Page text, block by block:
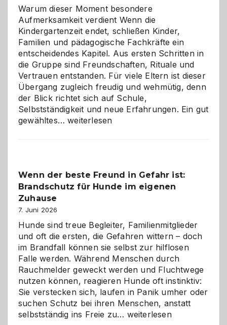
Warum dieser Moment besondere
Aufmerksamkeit verdient Wenn die
Kindergartenzeit endet, schließen Kinder,
Familien und pädagogische Fachkräfte ein
entscheidendes Kapitel. Aus ersten Schritten in
die Gruppe sind Freundschaften, Rituale und
Vertrauen entstanden. Für viele Eltern ist dieser
Übergang zugleich freudig und wehmütig, denn
der Blick richtet sich auf Schule,
Selbstständigkeit und neue Erfahrungen. Ein gut
gewähltes…Abschied
und
herzlich
weiterlesen
Wenn der beste Freund in Gefahr ist:
Brandschutz für Hunde im eigenen
Zuhause
7. Juni 2026
Hunde sind treue Begleiter, Familienmitglieder
und oft die ersten, die Gefahren wittern – doch
im Brandfall können sie selbst zur hilflosen
Falle werden. Während Menschen durch
Rauchmelder geweckt werden und Fluchtwege
nutzen können, reagieren Hunde oft instinktiv:
Sie verstecken sich, laufen in Panik umher oder
suchen Schutz bei ihren Menschen, anstatt
selbstständig ins Freie zu… Wenn
weiterlesen